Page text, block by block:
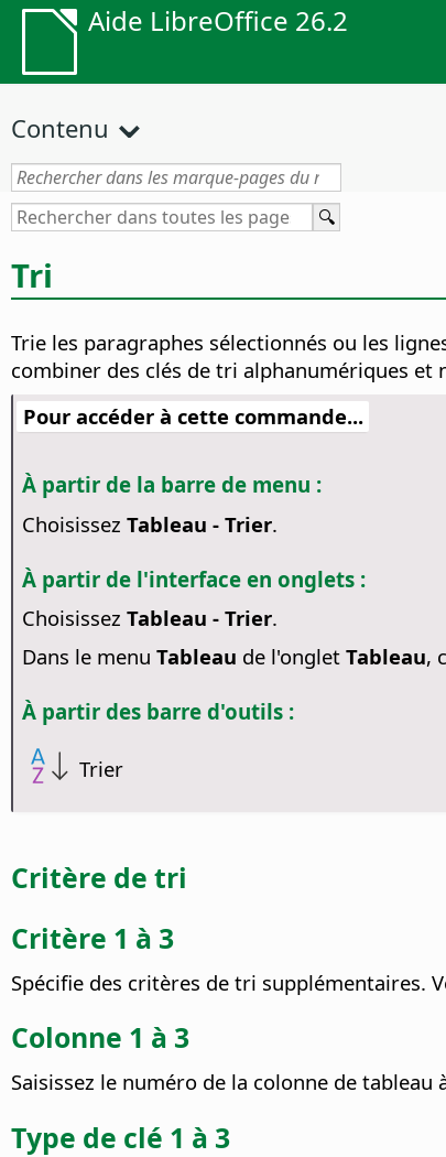
Aide LibreOffice 26.2
Contenu
Tri
Trie les paragraphes sélectionnés ou les
combiner des clés de tri alphanumériques et
Pour accéder à cette commande...
À partir de la barre de menu :
Choisissez Tableau - Trier.
À partir de l'interface en onglets :
Choisissez Tableau - Trier.
Dans le menu Tableau de l'onglet Tableau,
À partir des barre d'outils :
Trier
Critère de tri
Critère 1 à 3
Spécifie des critères de tri supplémentaires.
Colonne 1 à 3
Saisissez le numéro de la colonne de
Type de clé 1 à 3